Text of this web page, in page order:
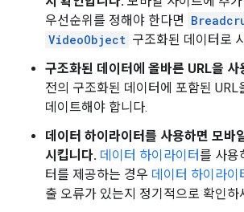
우선순위를 정해야 한다면
VideoObject 구조화된 데이터로
구조화된 데이터에 올바른 URL을 사
전의 구조화된 데이터에 포함된 URL
데이트해야 합니다.
데이터 하이라이터를 사용하면 모바
시킵니다. 데이터 하이라이터를 사용
터를 제공하는 경우 데이터 하이라이
출 오류가 있는지 정기적으로 확인하